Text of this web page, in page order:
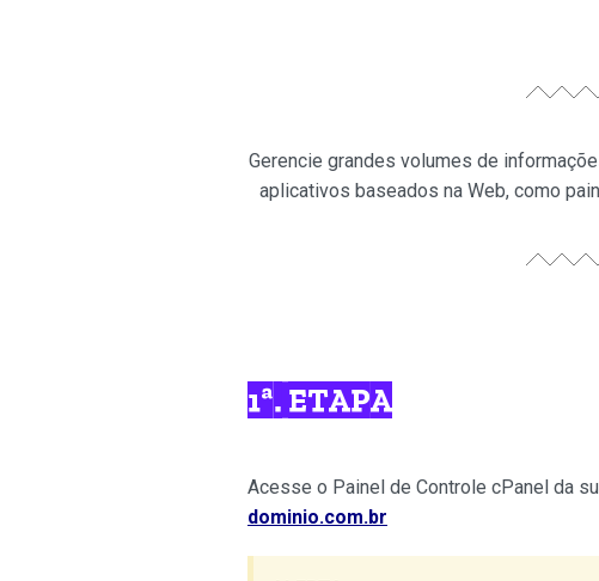
Gerencie grandes volumes de
aplicativos baseados na Web, como
1ª. ETAPA
Acesse o Painel de Controle cPanel da
dominio.com.br